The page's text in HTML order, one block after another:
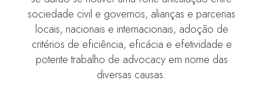
sociedade civil e governos, alianças e parcerias
locais, nacionais e internacionais, adoção de
critérios de eficiência, eficácia e efetividade e
potente trabalho de advocacy em nome das
diversas causas.